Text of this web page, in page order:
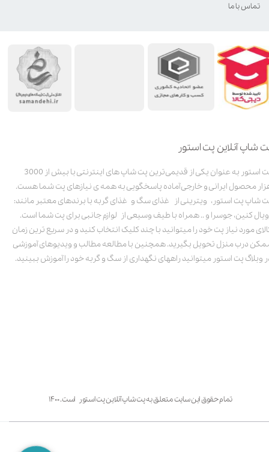
شاپ آنلاین پت استور
پت استور به عنوان یکی از قدیمی‌ترین پت شاپ های اینترنتی با بیش از 3000
محصول ایرانی و خارجی آماده پاسخگویی به همه ی نیازهای پت شما هست.
شاپ پت استور، ویترینی از غذای سگ و غذای گربه با برندهای معتبر مانند:
کنین، جوسرا و .. همراه با طیف وسیعی از لوازم جانبی برای پت شما است.
مورد نیاز پت خود را میتوانید با چند کلیک انتخاب کنید و در سریع ترین زمان
درب منزل تحویل بگیرید. همچنین با مطالعه مطالب و ویدیوهای آموزشی
وبلاگ پت استور میتوانید راههای نگهداری از سگ و گربه خود را آموزش ببینید.
تمام حقوق این سایت متعلق به پت شاپ آنلاین پت استور است. ۱۴۰۰
تماس با ما